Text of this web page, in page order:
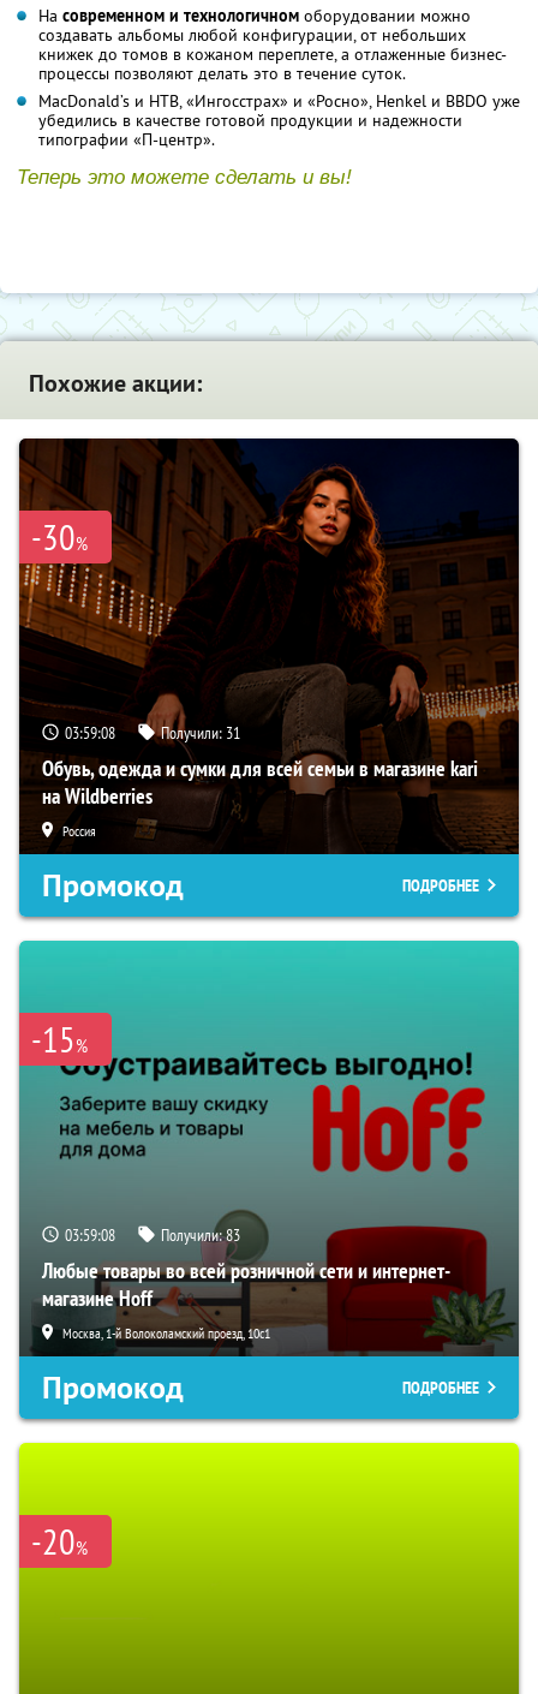
На современном и технологичном оборудовании можно
создавать альбомы любой конфигурации, от небольших
книжек до томов в кожаном переплете, а отлаженные бизнес-
процессы позволяют делать это в течение суток.
MacDonald’s и НТВ, «Ингосстрах» и «Росно», Henkel и BBDO уже
убедились в качестве готовой продукции и надежности
типографии «П-центр».
Теперь это можете сделать и вы!
Похожие акции:
-30%
03:59:07 Получили: 31
Обувь, одежда и сумки для всей семьи в магазине kari
на Wildberries
Россия
Промокод ПОДРОБНЕЕ
-15%
03:59:07 Получили:83
Любые товары во всей розничной сети и интернет-
магазине Hoff
Москва, 1-й Волоколамский проезд, 10с1
Промокод ПОДРОБНЕЕ
-20%